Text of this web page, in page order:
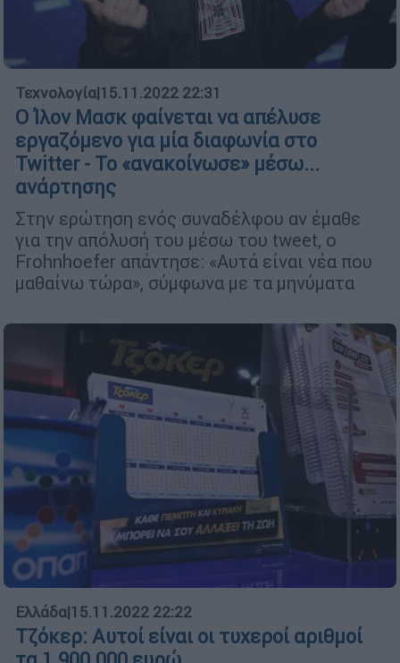
Τεχνολογία|15.11.2022 22:31
Ο Ίλον Μασκ φαίνεται να απέλυσε
εργαζόμενο για μία διαφωνία στο
Twitter - Το «ανακοίνωσε» μέσω...
ανάρτησης
Στην ερώτηση ενός συναδέλφου αν έμαθε
για την απόλυσή του μέσω του tweet, ο
Frohnhoefer απάντησε: «Αυτά είναι νέα που
μαθαίνω τώρα», σύμφωνα με τα μηνύματα
Ελλάδα|15.11.2022 22:22
Τζόκερ: Αυτοί είναι οι τυχεροί αριθμοί